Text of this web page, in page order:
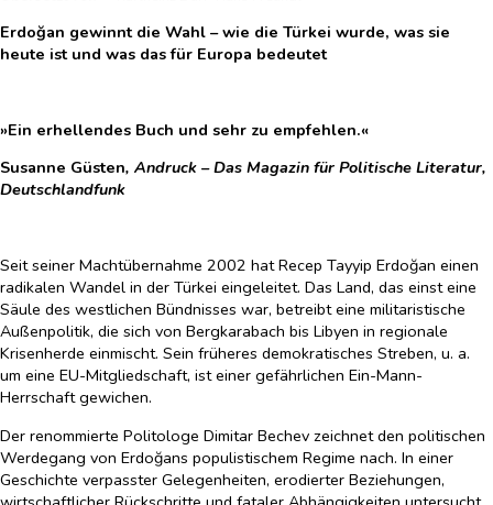
Erdoğan gewinnt die Wahl – wie die Türkei wurde, was sie
heute ist und was das für Europa bedeutet
»Ein erhellendes Buch und sehr zu empfehlen.«
Susanne Güsten, Andruck – Das Magazin für Politische Literatur,
Deutschlandfunk
Seit seiner Machtübernahme 2002 hat Recep Tayyip Erdoğan einen
radikalen Wandel in der Türkei eingeleitet. Das Land, das einst eine
Säule des westlichen Bündnisses war, betreibt eine militaristische
Außenpolitik, die sich von Bergkarabach bis Libyen in regionale
Krisenherde einmischt. Sein früheres demokratisches Streben, u. a.
um eine EU-Mitgliedschaft, ist einer gefährlichen Ein-Mann-
Herrschaft gewichen.
Der renommierte Politologe Dimitar Bechev zeichnet den politischen
Werdegang von Erdoğans populistischem Regime nach. In einer
Geschichte verpasster Gelegenheiten, erodierter Beziehungen,